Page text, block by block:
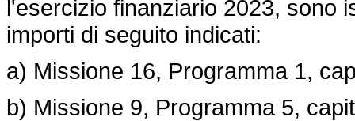
l'esercizio finanziario 2023, sono
importi di seguito indicati:
a) Missione 16, Programma 1,
b) Missione 9, Programma 5,